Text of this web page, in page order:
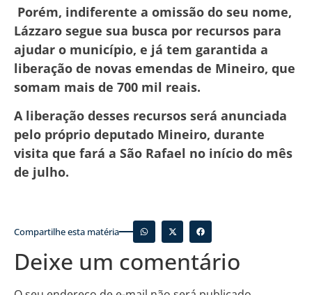
Porém, indiferente a omissão do seu nome,
Lázzaro segue sua busca por recursos para
ajudar o município, e já tem garantida a
liberação de novas emendas de Mineiro, que
somam mais de 700 mil reais.
A liberação desses recursos será anunciada
pelo próprio deputado Mineiro, durante
visita que fará a São Rafael no início do mês
de julho.
Compartilhe esta matéria
Deixe um comentário